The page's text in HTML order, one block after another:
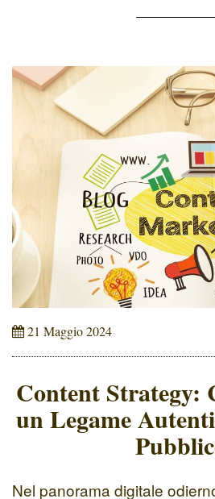
associare il copywriting alla
21 Maggio 2024
Content Strategy:
un Legame
Nel panorama digitale